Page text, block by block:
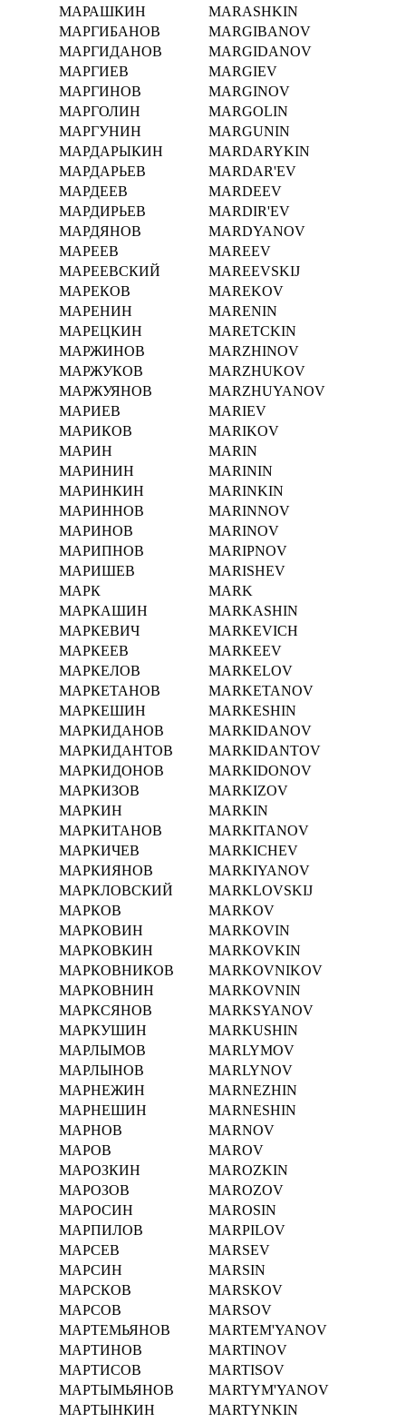
МАРАШКИН
MARASHKIN
МАРГИБАНОВ
MARGIBANOV
МАРГИДАНОВ
MARGIDANOV
МАРГИЕВ
MARGIEV
МАРГИНОВ
MARGINOV
МАРГОЛИН
MARGOLIN
МАРГУНИН
MARGUNIN
МАРДАРЫКИН
MARDARYKIN
МАРДАРЬЕВ
MARDAR'EV
МАРДЕЕВ
MARDEEV
МАРДИРЬЕВ
MARDIR'EV
МАРДЯНОВ
MARDYANOV
МАРЕЕВ
MAREEV
МАРЕЕВСКИЙ
MAREEVSKIJ
МАРЕКОВ
MAREKOV
МАРЕНИН
MARENIN
МАРЕЦКИН
MARETCKIN
МАРЖИНОВ
MARZHINOV
МАРЖУКОВ
MARZHUKOV
МАРЖУЯНОВ
MARZHUYANOV
МАРИЕВ
MARIEV
МАРИКОВ
MARIKOV
МАРИН
MARIN
МАРИНИН
MARININ
МАРИНКИН
MARINKIN
МАРИННОВ
MARINNOV
МАРИНОВ
MARINOV
МАРИПНОВ
MARIPNOV
МАРИШЕВ
MARISHEV
МАРК
MARK
МАРКАШИН
MARKASHIN
МАРКЕВИЧ
MARKEVICH
МАРКЕЕВ
MARKEEV
МАРКЕЛОВ
MARKELOV
МАРКЕТАНОВ
MARKETANOV
МАРКЕШИН
MARKESHIN
МАРКИДАНОВ
MARKIDANOV
МАРКИДАНТОВ
MARKIDANTOV
МАРКИДОНОВ
MARKIDONOV
МАРКИЗОВ
MARKIZOV
МАРКИН
MARKIN
МАРКИТАНОВ
MARKITANOV
МАРКИЧЕВ
MARKICHEV
МАРКИЯНОВ
MARKIYANOV
МАРКЛОВСКИЙ
MARKLOVSKIJ
МАРКОВ
MARKOV
МАРКОВИН
MARKOVIN
МАРКОВКИН
MARKOVKIN
МАРКОВНИКОВ
MARKOVNIKOV
МАРКОВНИН
MARKOVNIN
МАРКСЯНОВ
MARKSYANOV
МАРКУШИН
MARKUSHIN
МАРЛЫМОВ
MARLYMOV
МАРЛЫНОВ
MARLYNOV
МАРНЕЖИН
MARNEZHIN
МАРНЕШИН
MARNESHIN
МАРНОВ
MARNOV
МАРОВ
MAROV
МАРОЗКИН
MAROZKIN
МАРОЗОВ
MAROZOV
МАРОСИН
MAROSIN
МАРПИЛОВ
MARPILOV
МАРСЕВ
MARSEV
МАРСИН
MARSIN
МАРСКОВ
MARSKOV
МАРСОВ
MARSOV
МАРТЕМЬЯНОВ
MARTEM'YANOV
МАРТИНОВ
MARTINOV
МАРТИСОВ
MARTISOV
МАРТЫМЬЯНОВ
MARTYM'YANOV
МАРТЫНКИН
MARTYNKIN